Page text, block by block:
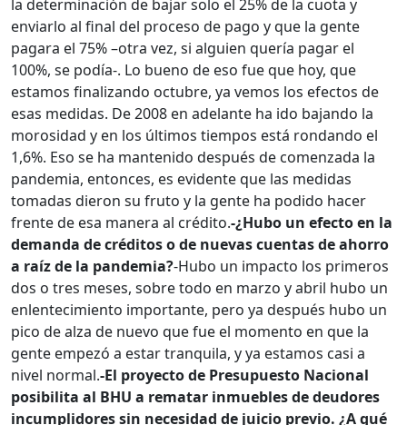
la determinación de bajar solo el 25% de la cuota y
enviarlo al final del proceso de pago y que la gente
pagara el 75% –otra vez, si alguien quería pagar el
100%, se podía-. Lo bueno de eso fue que hoy, que
estamos finalizando octubre, ya vemos los efectos de
esas medidas. De 2008 en adelante ha ido bajando la
morosidad y en los últimos tiempos está rondando el
1,6%. Eso se ha mantenido después de comenzada la
pandemia, entonces, es evidente que las medidas
tomadas dieron su fruto y la gente ha podido hacer
frente de esa manera al crédito.-¿Hubo un efecto en la
demanda de créditos o de nuevas cuentas de ahorro
a raíz de la pandemia?-Hubo un impacto los primeros
dos o tres meses, sobre todo en marzo y abril hubo un
enlentecimiento importante, pero ya después hubo un
pico de alza de nuevo que fue el momento en que la
gente empezó a estar tranquila, y ya estamos casi a
nivel normal.-El proyecto de Presupuesto Nacional
posibilita al BHU a rematar inmuebles de deudores
incumplidores sin necesidad de juicio previo. ¿A qué